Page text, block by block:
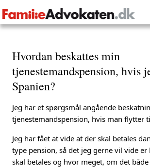
Hvordan beskattes min
tjenestemandspension, hvis
Spanien?
Jeg har et spørgsmål angående
tjenestemandspension, hvis man flytter
Jeg har fået at vide at der skal betales
type pension, så det jeg gerne vil vide
skal betales og hvor meget, om det